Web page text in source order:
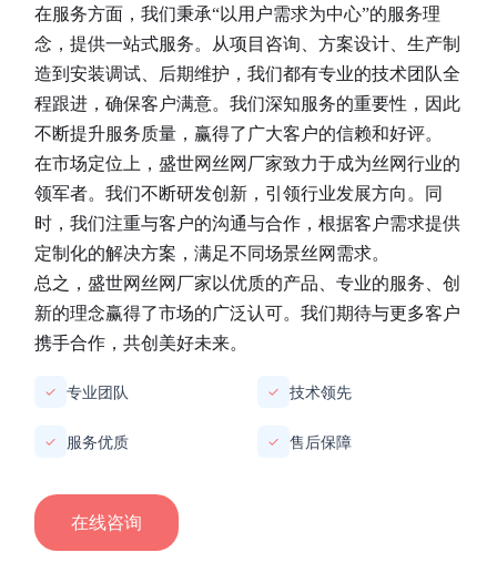
在服务方面，我们秉承“以用户需求为中心”的服务理
念，提供一站式服务。从项目咨询、方案设计、生产制
造到安装调试、后期维护，我们都有专业的技术团队全
程跟进，确保客户满意。我们深知服务的重要性，因此
不断提升服务质量，赢得了广大客户的信赖和好评。
在市场定位上， 盛世网丝网厂家致力于成为丝网行业的
领军者。我们不断研发创新，引领行业发展方向。同
时，我们注重与客户的沟通与合作，根据客户需求提供
定制化的解决方案，满足不同场景丝网需求。
总之， 盛世网丝网厂家以优质的产品、专业的服务、创
新的理念赢得了市场的广泛认可。我们期待与更多客户
携手合作，共创美好未来。
✓ 专业团队 ✓ 技术领先
✓ 服务优质 ✓ 售后保障
在线咨询